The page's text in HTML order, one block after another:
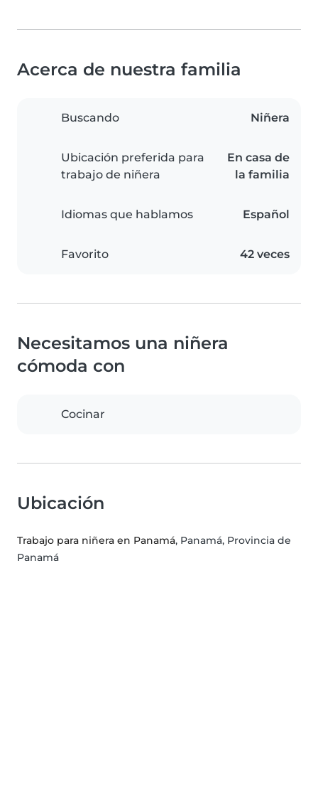
Acerca de nuestra familia
Buscando Niñera
Ubicación preferida para
trabajo de niñera
En casa de
la familia
Idiomas que hablamos Español
Favorito 42 veces
Necesitamos una niñera
cómoda con
Cocinar
Ubicación
Trabajo para niñera en Panamá, Panamá, Provincia de
Panamá